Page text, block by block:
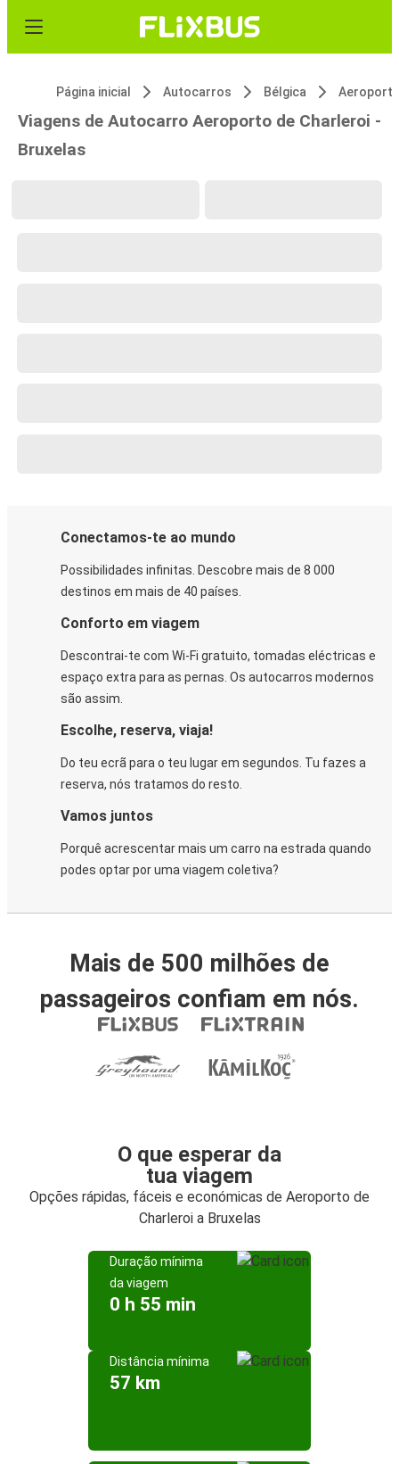
Página inicial Autocarros Bélgica
Viagens de Autocarro Aeroporto de Charleroi -
Bruxelas
Conectamos-te ao mundo
Possibilidades infinitas. Descobre mais de 8 000
destinos em mais de 40 países.
Conforto em viagem
Descontrai-te com Wi-Fi gratuito, tomadas eléctricas e
espaço extra para as pernas. Os autocarros modernos
são assim.
Escolhe, reserva, viaja!
Do teu ecrã para o teu lugar em segundos. Tu fazes a
reserva, nós tratamos do resto.
Vamos juntos
Porquê acrescentar mais um carro na estrada quando
podes optar por uma viagem coletiva?
Mais de 500 milhões de
passageiros confiam em nós.
O que esperar da
tua viagem
Opções rápidas, fáceis e económicas de Aeroporto de
Charleroi a Bruxelas
Duração mínima
da viagem
0 h 55 min
Distância mínima
57 km